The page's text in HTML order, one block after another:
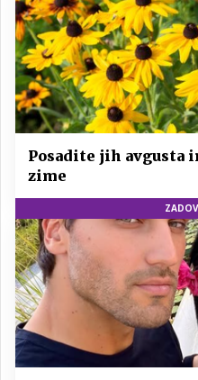
Posadite jih avgusta
zime